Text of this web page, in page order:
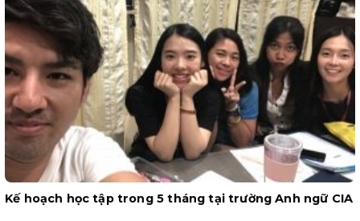
Kế hoạch học tập trong 5 tháng tại trường Anh ngữ CIA